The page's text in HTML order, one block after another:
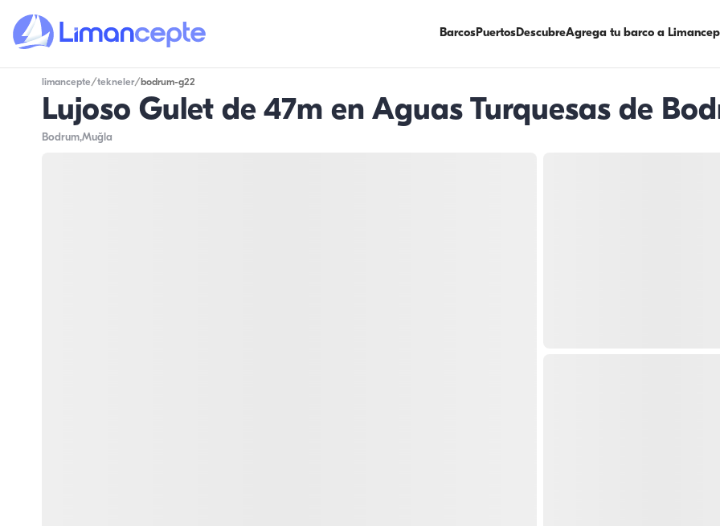
BarcosPuertosDescubreAgrega tu barco a
limancepte/tekneler/ bodrum-g22
Lujoso Gulet de 47m en Aguas Turquesas de
Bodrum,Muğla